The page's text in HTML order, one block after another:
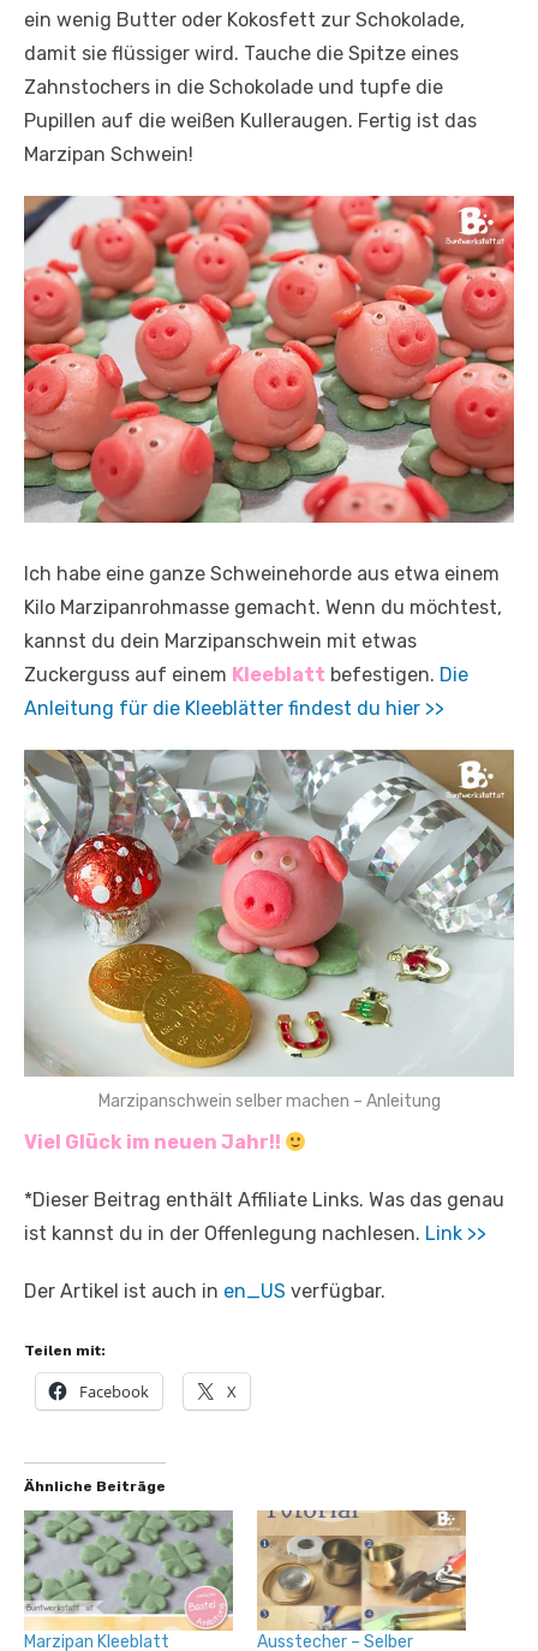
ein wenig Butter oder Kokosfett zur Schokolade,
damit sie flüssiger wird. Tauche die Spitze eines
Zahnstochers in die Schokolade und tupfe die
Pupillen auf die weißen Kulleraugen. Fertig ist das
Marzipan Schwein!
Ich habe eine ganze Schweinehorde aus etwa einem
Kilo Marzipanrohmasse gemacht. Wenn du möchtest,
kannst du dein Marzipanschwein mit etwas
Zuckerguss auf einem Kleeblatt befestigen. Die
Anleitung für die Kleeblätter findest du hier >>
Marzipanschwein selber machen – Anleitung
Viel Glück im neuen Jahr!!
*Dieser Beitrag enthält Affiliate Links. Was das genau
ist kannst du in der Offenlegung nachlesen. Link >>
Der Artikel ist auch in en_US verfügbar.
Teilen mit:
Facebook X
Ähnliche Beiträge
Marzipan Kleeblatt
Ausstecher – Selber